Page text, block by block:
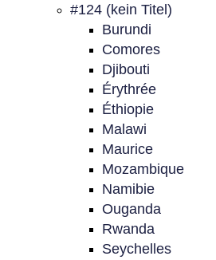
#124 (kein Titel)
Burundi
Comores
Djibouti
Érythrée
Éthiopie
Malawi
Maurice
Mozambique
Namibie
Ouganda
Rwanda
Seychelles